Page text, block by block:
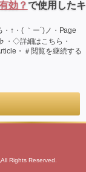
効？で使用したキ
↑・( ｀ー´)ノ・Page
◇詳細はこちら・
・＃閲覧を継続する
Rights Reserved.